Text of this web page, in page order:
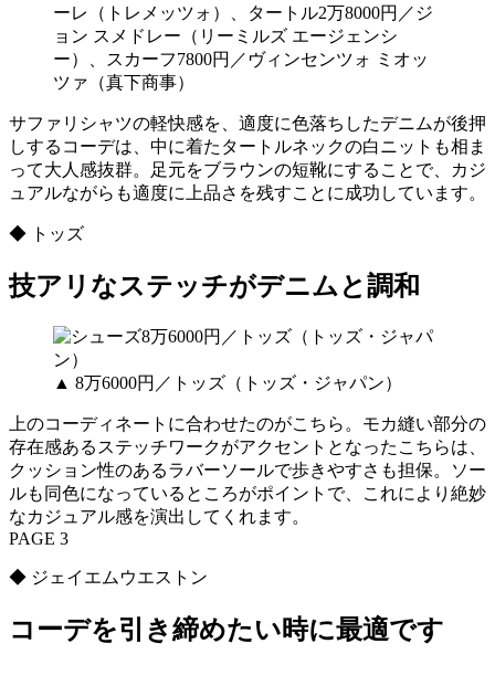
ーレ（トレメッツォ）、タートル2万8000円／ジ
ョン スメドレー（リーミルズ エージェンシ
ー）、スカーフ7800円／ヴィンセンツォ ミオッ
ツァ（真下商事）
サファリシャツの軽快感を、適度に色落ちしたデニムが後押
しするコーデは、中に着たタートルネックの白ニットも相ま
って大人感抜群。足元をブラウンの短靴にすることで、カジ
ュアルながらも適度に上品さを残すことに成功しています。
◆ トッズ
技アリなステッチがデニムと調和
▲ 8万6000円／トッズ（トッズ・ジャパン）
上のコーディネートに合わせたのがこちら。モカ縫い部分の
存在感あるステッチワークがアクセントとなったこちらは、
クッション性のあるラバーソールで歩きやすさも担保。ソー
ルも同色になっているところがポイントで、これにより絶妙
なカジュアル感を演出してくれます。
PAGE 3
◆ ジェイエムウエストン
コーデを引き締めたい時に最適です